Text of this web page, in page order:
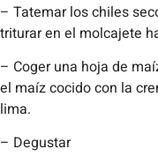
– Tatemar los chiles
triturar en el molcajete
– Coger una hoja de
el maíz cocido con la
lima.
– Degustar